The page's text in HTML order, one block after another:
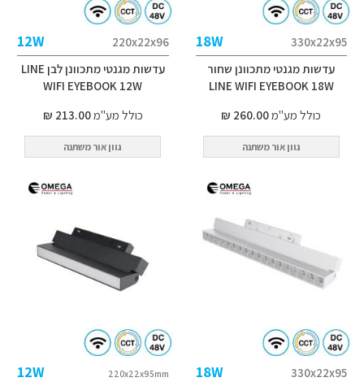
330x22x95
18W
עדשות מגנטי מתכוונן שחור
LINE WIFI EYEBOOK 18W
כולל מע"מ260.00 ₪
גוון אור משתנה
220x22x96
12W
עדשות מגנטי מתכוונן לבן LINE
WIFI EYEBOOK 12W
כולל מע"מ213.00 ₪
גוון אור משתנה
330x22x95
18W
220x22x95mm
12W